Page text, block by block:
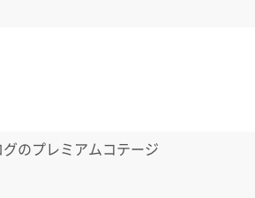
のプレミアムコテージ